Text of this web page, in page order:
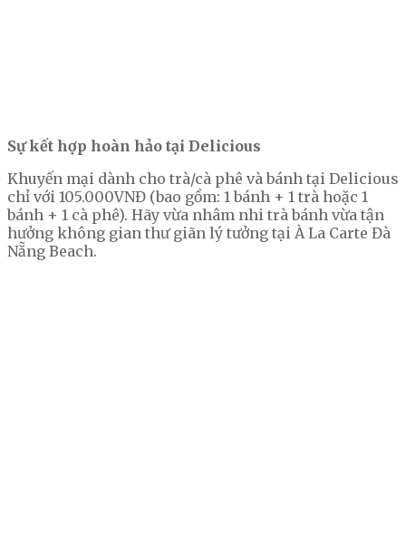
Sự kết hợp hoàn hảo tại Delicious
Khuyến mại dành cho trà/cà phê và bánh tại Delicious
chỉ với 105.000VNĐ (bao gồm: 1 bánh + 1 trà hoặc 1
bánh + 1 cà phê). Hãy vừa nhâm nhi trà bánh vừa tận
hưởng không gian thư giãn lý tưởng tại À La Carte Đà
Nẵng Beach.